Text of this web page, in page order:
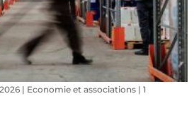
| Economie et associations| 1